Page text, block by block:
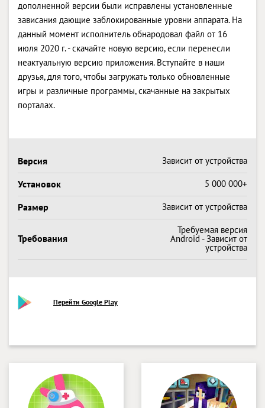
дополненной версии были исправлены установленные
зависания дающие заблокированные уровни аппарата. На
данный момент исполнитель обнародовал файл от 16
июля 2020 г. - скачайте новую версию, если перенесли
неактуальную версию приложения. Вступайте в наши
друзья, для того, чтобы загружать только обновленные
игры и различные программы, скачанные на закрытых
порталах.
Версия Зависит от устройства
Установок 5 000 000+
Размер Зависит от устройства
Требования
Требуемая версия
Android - Зависит от
устройства
Перейти Google Play